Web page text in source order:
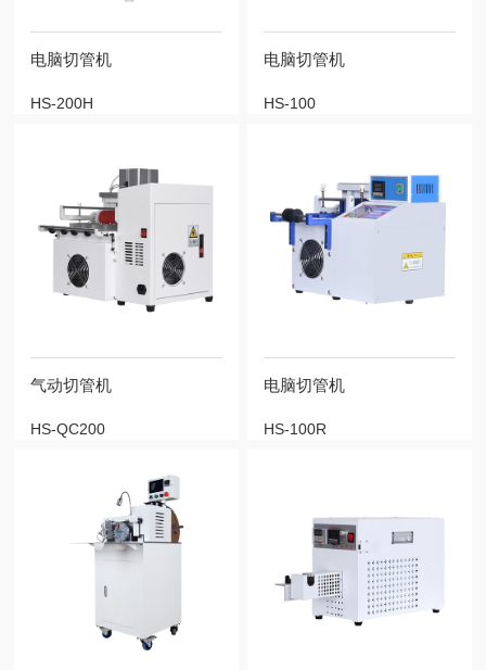
电脑切管机
HS-200H
电脑切管机
HS-100
气动切管机
HS-QC200
电脑切管机
HS-100R